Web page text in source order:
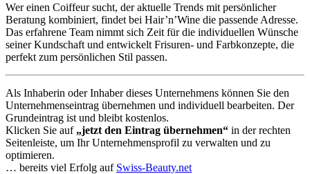
Wer einen Coiffeur sucht, der aktuelle Trends mit persönlicher
Beratung kombiniert, findet bei Hair’n’Wine die passende Adresse.
Das erfahrene Team nimmt sich Zeit für die individuellen Wünsche
seiner Kundschaft und entwickelt Frisuren- und Farbkonzepte, die
perfekt zum persönlichen Stil passen.
Als Inhaberin oder Inhaber dieses Unternehmens können Sie den
Unternehmenseintrag übernehmen und individuell bearbeiten. Der
Grundeintrag ist und bleibt kostenlos.
Klicken Sie auf „jetzt den Eintrag übernehmen“ in der rechten
Seitenleiste, um Ihr Unternehmensprofil zu verwalten und zu
optimieren.
… bereits viel Erfolg auf Swiss-Beauty.net